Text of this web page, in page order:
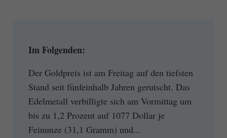
Im Folgenden:
Der Goldpreis ist am Freitag auf den tiefsten
Stand seit fünfeinhalb Jahren gerutscht. Das
Edelmetall verbilligte sich am Vormittag um
bis zu 1,2 Prozent auf 1077 Dollar je
Feinunze (31,1 Gramm) und...